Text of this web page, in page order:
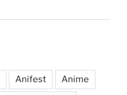
Anifest Anime